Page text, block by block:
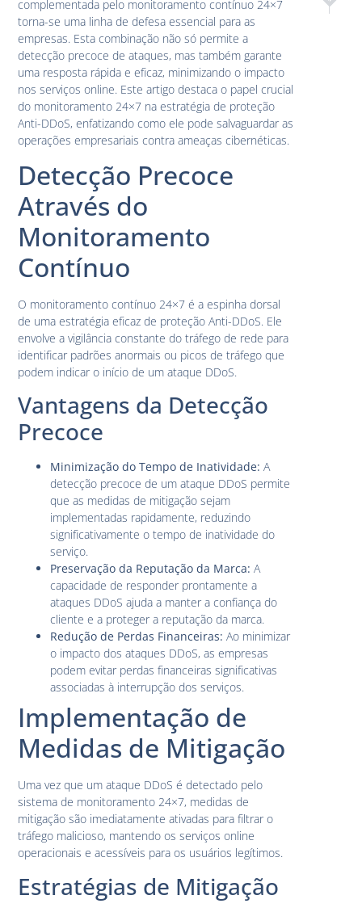
complementada pelo monitoramento contínuo 24×7
torna-se uma linha de defesa essencial para as
empresas. Esta combinação não só permite a
detecção precoce de ataques, mas também garante
uma resposta rápida e eficaz, minimizando o impacto
nos serviços online. Este artigo destaca o papel crucial
do monitoramento 24×7 na estratégia de proteção
Anti-DDoS, enfatizando como ele pode salvaguardar as
operações empresariais contra ameaças cibernéticas.
Detecção Precoce
Através do
Monitoramento
Contínuo
O monitoramento contínuo 24×7 é a espinha dorsal
de uma estratégia eficaz de proteção Anti-DDoS. Ele
envolve a vigilância constante do tráfego de rede para
identificar padrões anormais ou picos de tráfego que
podem indicar o início de um ataque DDoS.
Vantagens da Detecção
Precoce
Minimização do Tempo de Inatividade: A
detecção precoce de um ataque DDoS permite
que as medidas de mitigação sejam
implementadas rapidamente, reduzindo
significativamente o tempo de inatividade do
serviço.
Preservação da Reputação da Marca: A
capacidade de responder prontamente a
ataques DDoS ajuda a manter a confiança do
cliente e a proteger a reputação da marca.
Redução de Perdas Financeiras: Ao minimizar
o impacto dos ataques DDoS, as empresas
podem evitar perdas financeiras significativas
associadas à interrupção dos serviços.
Implementação de
Medidas de Mitigação
Uma vez que um ataque DDoS é detectado pelo
sistema de monitoramento 24×7, medidas de
mitigação são imediatamente ativadas para filtrar o
tráfego malicioso, mantendo os serviços online
operacionais e acessíveis para os usuários legítimos.
Estratégias de Mitigação
Como o